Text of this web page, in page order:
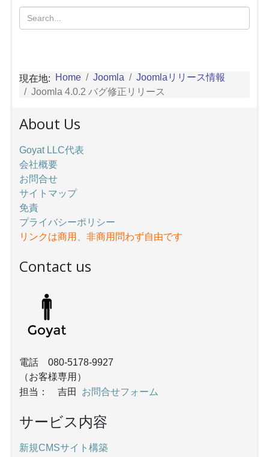
現在地: Home Joomla
Joomlaリリース情報
Joomla 4.0.2 バグ修正リリース
About Us
Goyat LLC代表
会社概要
お問合せ
サイトマップ
免責
プライバシーポリシー
リンクは商用、非商用問わず自由です
Contact us
電話 080-5178-9927
（お客様専用）
担当： 吉田 お問合せフォーム
サービス内容
新規CMSサイト構築